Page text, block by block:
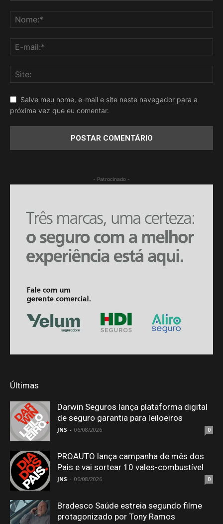
Salve meu nome, e-mail e site neste navegador para a
próxima vez que eu comentar.
- Patrocinado -
Últimas
Darwin Seguros lança plataforma digital
de seguro garantia para leiloeiros
JNS - 06/08/2026 0
PROAUTO lança campanha de mês dos
Pais e vai sortear 10 vales-combustível
JNS - 06/08/2026 0
Bradesco Saúde estreia segundo filme
protagonizado por Tony Ramos